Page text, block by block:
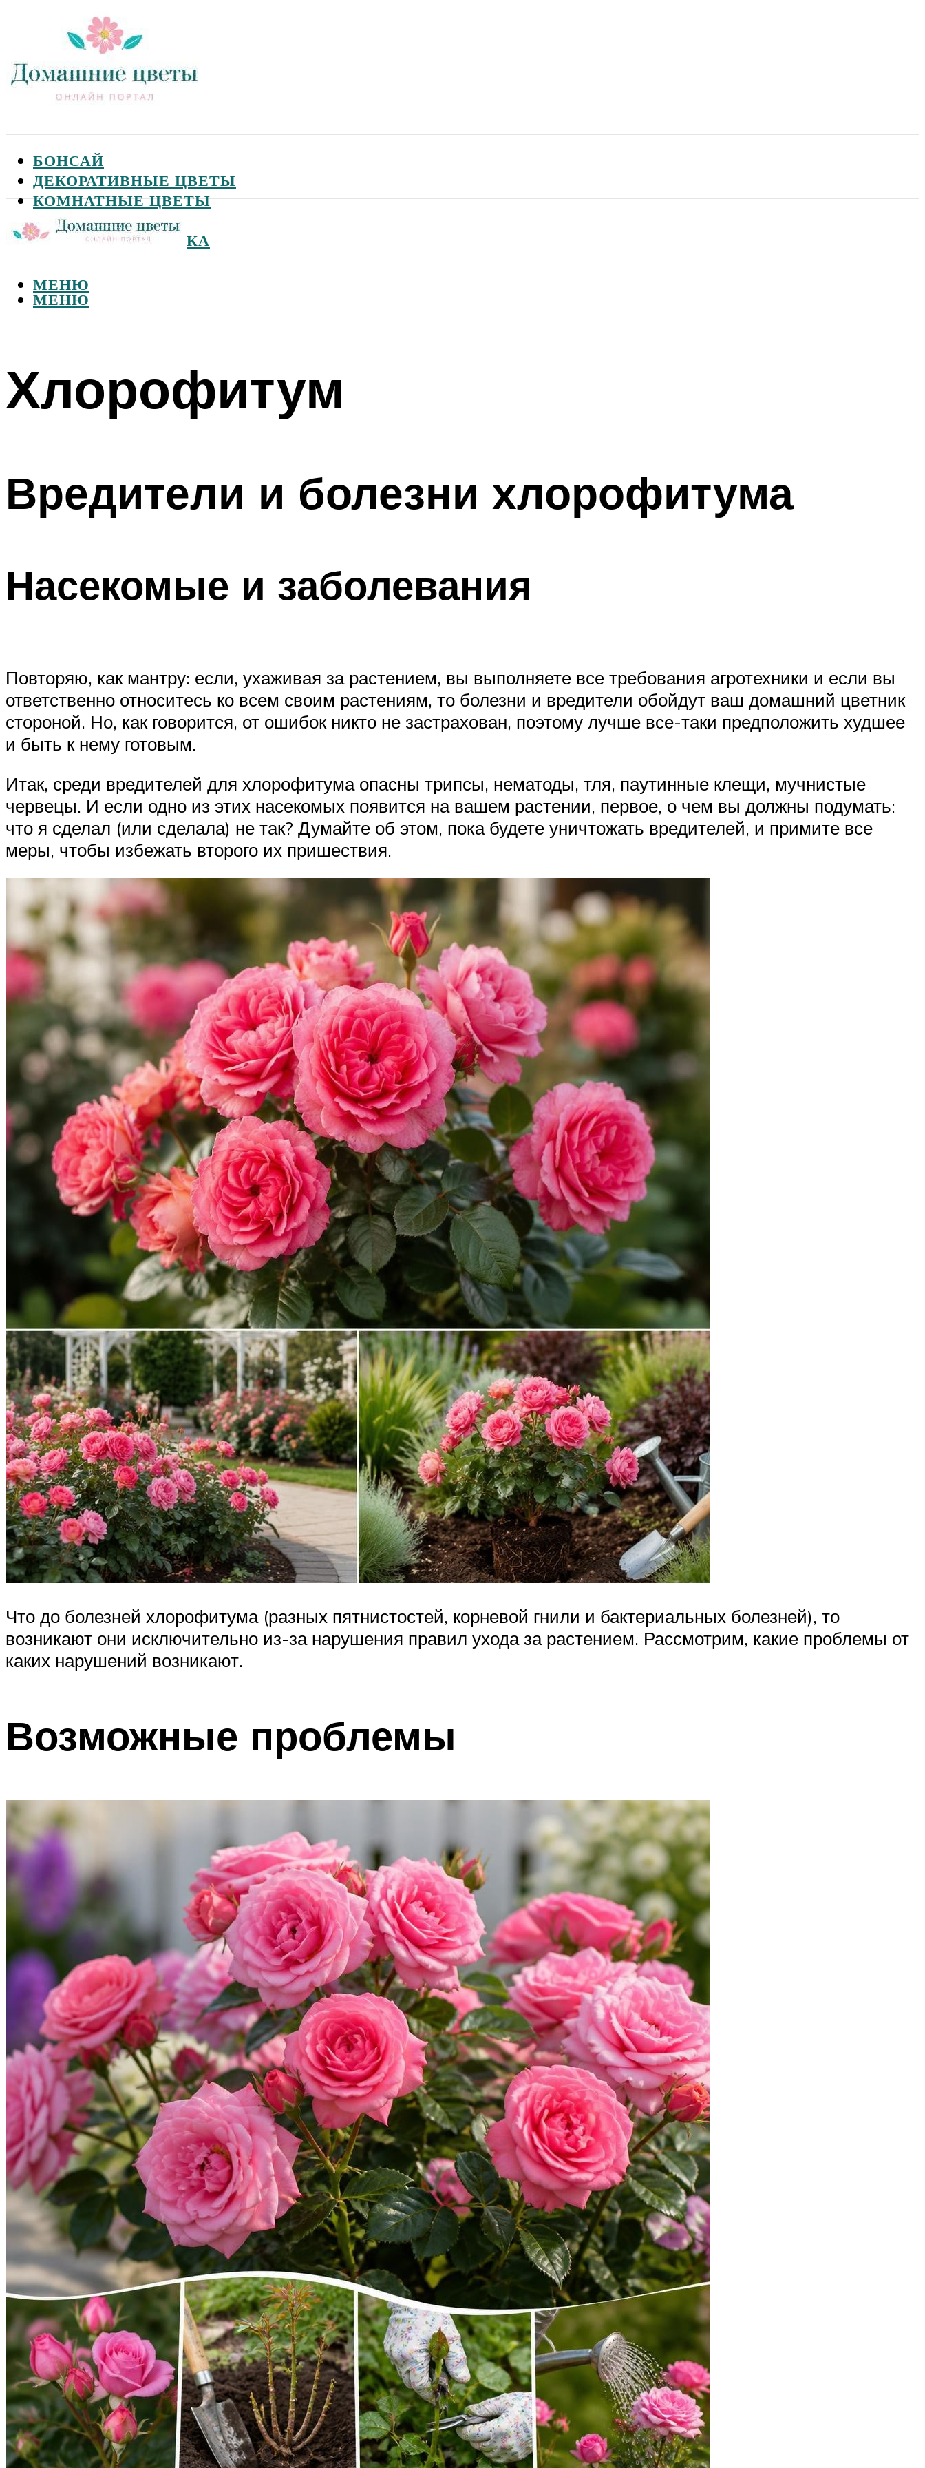
БОНСАЙ
ДЕКОРАТИВНЫЕ ЦВЕТЫ
КОМНАТНЫЕ ЦВЕТЫ
САДОВЫЕ ЦВЕТЫ
СЕМЕНА И ПОСАДКА
МЕНЮ
МЕНЮ
Хлорофитум
Вредители и болезни хлорофитума
Насекомые и заболевания
Повторяю, как мантру: если, ухаживая за растением, вы выполняете все требования агротехники и если вы
ответственно относитесь ко всем своим растениям, то болезни и вредители обойдут ваш домашний цветник
стороной. Но, как говорится, от ошибок никто не застрахован, поэтому лучше все-таки предположить худшее
и быть к нему готовым.
Итак, среди вредителей для хлорофитума опасны трипсы, нематоды, тля, паутинные клещи, мучнистые
червецы. И если одно из этих насекомых появится на вашем растении, первое, о чем вы должны подумать:
что я сделал (или сделала) не так? Думайте об этом, пока будете уничтожать вредителей, и примите все
меры, чтобы избежать второго их пришествия.
Что до болезней хлорофитума (разных пятнистостей, корневой гнили и бактериальных болезней), то
возникают они исключительно из-за нарушения правил ухода за растением. Рассмотрим, какие проблемы от
каких нарушений возникают.
Возможные проблемы